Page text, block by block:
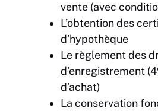
vente (avec
L’obtention des
d’hypothèque
Le règlement des
d’enregistrement
d’achat)
La conservation